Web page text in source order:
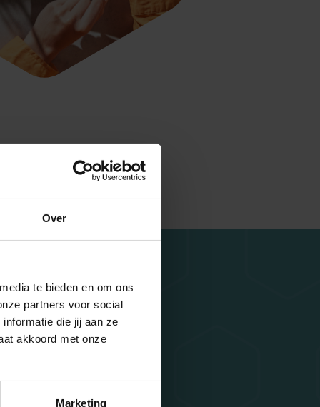
Over
te bieden en om ons
partners voor social
die jij aan ze
akkoord met onze
Marketing